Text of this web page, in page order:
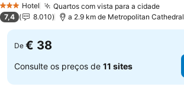
3 EstrelasHotel Quartos com vista para a cidade
7,4 8.010 a 2.9 km de Metropolitan Cathedral
De € 38
Consulte os preços de 11 sites